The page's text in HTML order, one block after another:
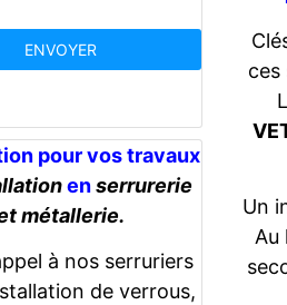
pour vos travaux
enserrurerie
métallerie.
à nos serruriers
de verrous,
ces
Un
Au